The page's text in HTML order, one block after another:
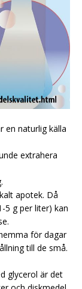
en naturlig källa
extrahera
apotek. Då
5 g per liter) kan
för dagar
till de små.
glycerol är det